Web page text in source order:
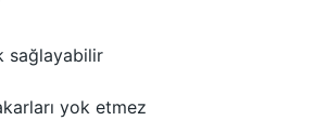
sağlayabilir
yok etmez